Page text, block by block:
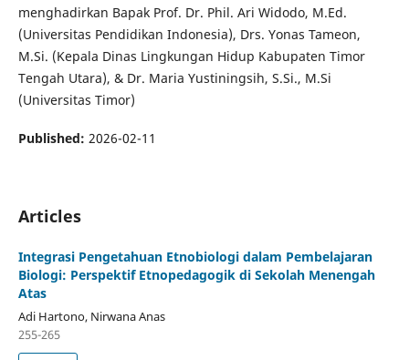
menghadirkan Bapak Prof. Dr. Phil. Ari Widodo, M.Ed.
(Universitas Pendidikan Indonesia), Drs. Yonas Tameon,
M.Si. (Kepala Dinas Lingkungan Hidup Kabupaten Timor
Tengah Utara), & Dr. Maria Yustiningsih, S.Si., M.Si
(Universitas Timor)
Published: 2026-02-11
Articles
Integrasi Pengetahuan Etnobiologi dalam Pembelajaran
Biologi: Perspektif Etnopedagogik di Sekolah Menengah
Atas
Adi Hartono, Nirwana Anas
255-265